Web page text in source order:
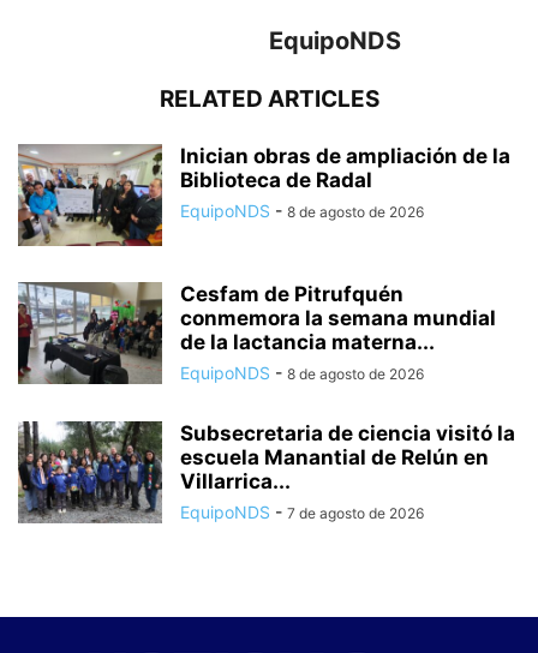
EquipoNDS
RELATED ARTICLES
Inician obras de ampliación de la
Biblioteca de Radal
EquipoNDS - 8 de agosto de 2026
Cesfam de Pitrufquén
conmemora la semana mundial
de la lactancia materna...
EquipoNDS - 8 de agosto de 2026
Subsecretaria de ciencia visitó la
escuela Manantial de Relún en
Villarrica...
EquipoNDS - 7 de agosto de 2026